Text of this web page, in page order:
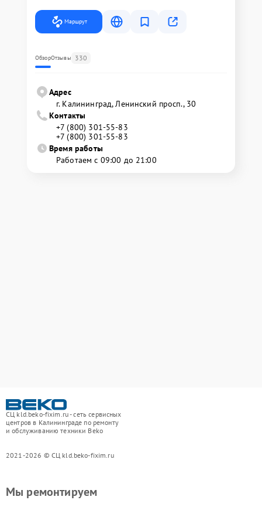
Маршрут
ОбзорОтзывы 330
Адрес
г. Калининград, Ленинский просп., 30
Контакты
+7 (800) 301-55-83
+7 (800) 301-55-83
Время работы
Работаем с 09:00 до 21:00
СЦ kld.beko-fixim.ru - сеть сервисных
центров в Калининграде по ремонту
и обслуживанию техники Beko
2021-2026 © СЦ kld.beko-fixim.ru
Мы ремонтируем